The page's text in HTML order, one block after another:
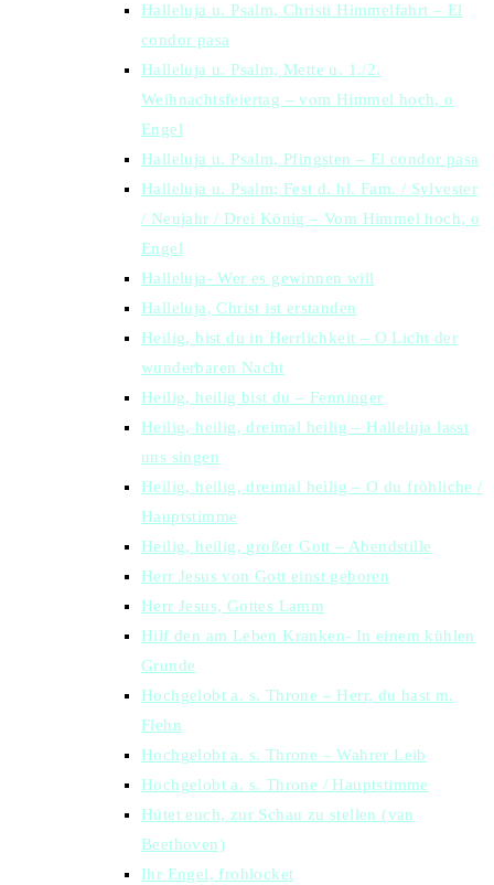
Halleluja u. Psalm, Christi Himmelfahrt – El
condor pasa
Halleluja u. Psalm, Mette u. 1./2.
Weihnachtsfeiertag – vom Himmel hoch, o
Engel
Halleluja u. Psalm, Pfingsten – El condor pasa
Halleluja u. Psalm; Fest d. hl. Fam. / Sylvester
/ Neujahr / Drei König – Vom Himmel hoch, o
Engel
Halleluja- Wer es gewinnen will
Halleluja, Christ ist erstanden
Heilig, bist du in Herrlichkeit – O Licht der
wunderbaren Nacht
Heilig, heilig bist du – Fenninger
Heilig, heilig, dreimal heilig – Halleluja lasst
uns singen
Heilig, heilig, dreimal heilig – O du fröhliche /
Hauptstimme
Heilig, heilig, großer Gott – Abendstille
Herr Jesus von Gott einst geboren
Herr Jesus, Gottes Lamm
Hilf den am Leben Kranken- In einem kühlen
Grunde
Hochgelobt a. s. Throne – Herr, du hast m.
Flehn
Hochgelobt a. s. Throne – Wahrer Leib
Hochgelobt a. s. Throne / Hauptstimme
Hütet euch, zur Schau zu stellen (van
Beethoven)
Ihr Engel, frohlocket